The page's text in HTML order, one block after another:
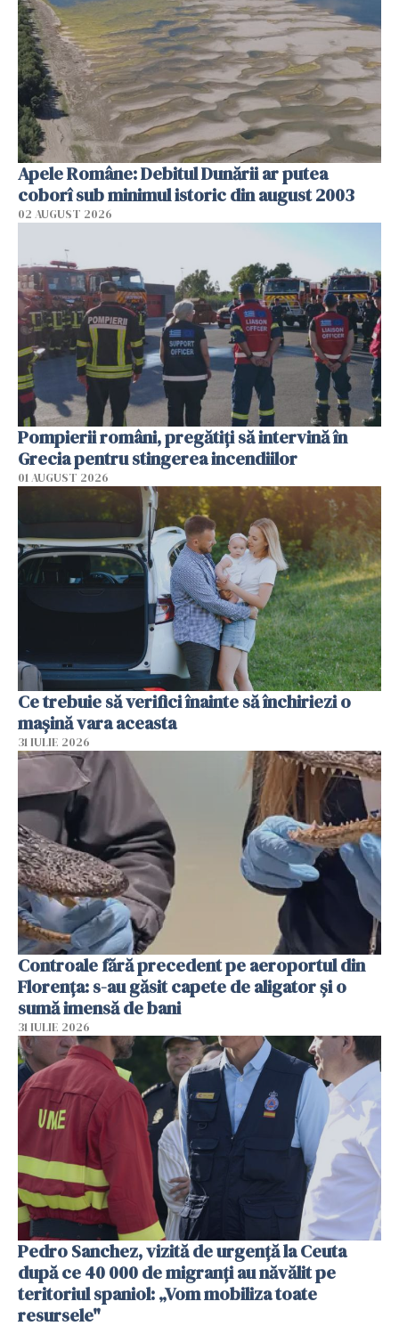
Apele Române: Debitul Dunării ar putea
coborî sub minimul istoric din august 2003
02 AUGUST 2026
Pompierii români, pregătiţi să intervină în
Grecia pentru stingerea incendiilor
01 AUGUST 2026
Ce trebuie să verifici înainte să închiriezi o
mașină vara aceasta
31 IULIE 2026
Controale fără precedent pe aeroportul din
Florența: s-au găsit capete de aligator și o
sumă imensă de bani
31 IULIE 2026
Pedro Sanchez, vizită de urgență la Ceuta
după ce 40 000 de migranți au năvălit pe
teritoriul spaniol: „Vom mobiliza toate
resursele"